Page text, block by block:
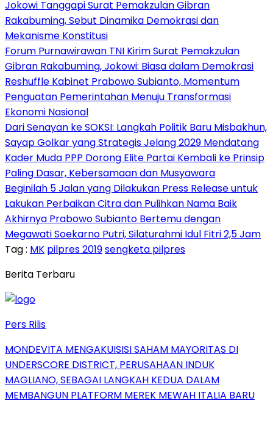
Jokowi Tanggapi Surat Pemakzulan Gibran
Rakabuming, Sebut Dinamika Demokrasi dan
Mekanisme Konstitusi
Forum Purnawirawan TNI Kirim Surat Pemakzulan
Gibran Rakabuming, Jokowi: Biasa dalam Demokrasi
Reshuffle Kabinet Prabowo Subianto, Momentum
Penguatan Pemerintahan Menuju Transformasi
Ekonomi Nasional
Dari Senayan ke SOKSI: Langkah Politik Baru Misbakhun,
Sayap Golkar yang Strategis Jelang 2029 Mendatang
Kader Muda PPP Dorong Elite Partai Kembali ke Prinsip
Paling Dasar, Kebersamaan dan Musyawara
Beginilah 5 Jalan yang Dilakukan Press Release untuk
Lakukan Perbaikan Citra dan Pulihkan Nama Baik
Akhirnya Prabowo Subianto Bertemu dengan
Megawati Soekarno Putri, Silaturahmi Idul Fitri 2,5 Jam
Tag : MK pilpres 2019sengketa pilpres
Berita Terbaru
Pers Rilis
MONDEVITA MENGAKUISISI SAHAM MAYORITAS DI
UNDERSCORE DISTRICT, PERUSAHAAN INDUK
MAGLIANO, SEBAGAI LANGKAH KEDUA DALAM
MEMBANGUN PLATFORM MEREK MEWAH ITALIA BARU